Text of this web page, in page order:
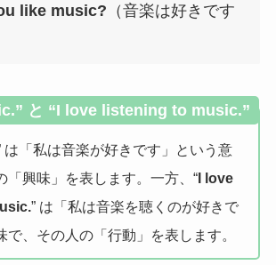
like music? （音楽は好きです
と “I love listening to music.”
は「私は音楽が好きです」という意
「興味」を表します。一方、“I love
” は「私は音楽を聴くのが好きで
で、その人の「行動」を表します。